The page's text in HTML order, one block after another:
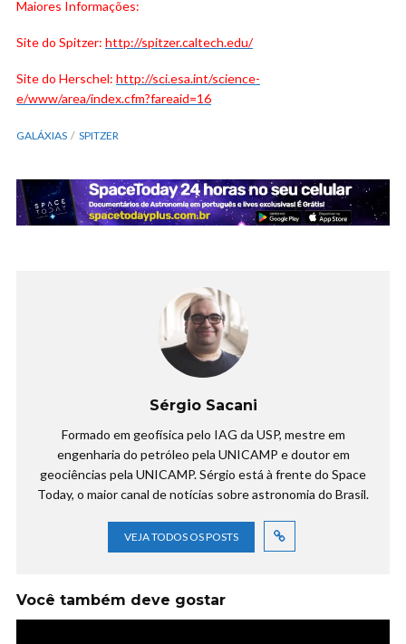
Maiores Informações:
Site do Spitzer: http://spitzer.caltech.edu/
Site do Herschel: http://sci.esa.int/science-
e/www/area/index.cfm?fareaid=16
GALÁXIAS SPITZER
Sérgio Sacani
Formado em geofísica pelo IAG da USP, mestre em
engenharia do petróleo pela UNICAMP e doutor em
geociências pela UNICAMP. Sérgio está à frente do Space
Today, o maior canal de notícias sobre astronomia do Brasil.
VEJA TODOS OS POSTS
Você também deve gostar